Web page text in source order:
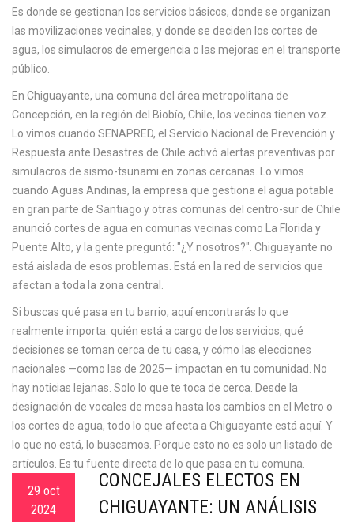
a
Es donde se gestionan los servicios básicos, donde se organizan
las movilizaciones vecinales, y donde se deciden los cortes de
agua, los simulacros de emergencia o las mejoras en el transporte
público.
En Chiguayante, una comuna del área metropolitana de
Concepción, en la región del Biobío, Chile, los vecinos tienen voz.
Lo vimos cuando SENAPRED, el Servicio Nacional de Prevención y
Respuesta ante Desastres de Chile activó alertas preventivas por
simulacros de sismo-tsunami en zonas cercanas. Lo vimos
cuando Aguas Andinas, la empresa que gestiona el agua potable
en gran parte de Santiago y otras comunas del centro-sur de Chile
anunció cortes de agua en comunas vecinas como La Florida y
Puente Alto, y la gente preguntó: "¿Y nosotros?". Chiguayante no
está aislada de esos problemas. Está en la red de servicios que
afectan a toda la zona central.
Si buscas qué pasa en tu barrio, aquí encontrarás lo que
realmente importa: quién está a cargo de los servicios, qué
decisiones se toman cerca de tu casa, y cómo las elecciones
nacionales —como las de 2025— impactan en tu comunidad. No
hay noticias lejanas. Solo lo que te toca de cerca. Desde la
designación de vocales de mesa hasta los cambios en el Metro o
los cortes de agua, todo lo que afecta a Chiguayante está aquí. Y
lo que no está, lo buscamos. Porque esto no es solo un listado de
artículos. Es tu fuente directa de lo que pasa en tu comuna.
29 oct
2024
CONCEJALES ELECTOS EN
CHIGUAYANTE: UN ANÁLISIS